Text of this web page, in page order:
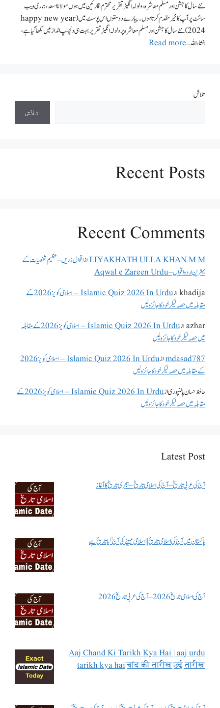
نئے سال کا جشن اور مسلم معاشرہ، ولولہ انگیز تقریر محترم قارئین میں ہوں مولانا اسعد، ہماری ویب
سائٹ پر آپ کا خیر مقدم کرتا ہوں۔ پیارے دوستوں اس پوسٹ میں(happy new year
2024) نئے سال کا جشن اور مسلم معاشرہ پر ولولہ انگیز تقریر بہت ہی دلچسپ انداز میں لکھا گیا ہے،
انشاء اللہ …Read more
تلاش
تلاش
Recent Posts
Recent Comments
LIYAKHATH ULLA KHAN M Mازاقوال زریں – عظیم شخصیات کے
بہترین اردو اقوال – Aqwal e Zareen Urdu
khadijaاز
Islamic Quiz 2026 In Urdu – اسلامی کویز 2026 کے
مقابلہ میں حصہ لیکر خود کا جائزہ لیں
azharاز
Islamic Quiz 2026 In Urdu – اسلامی کویز 2026 کے مقابلہ
میں حصہ لیکر خود کا جائزہ لیں
mdasad787از
Islamic Quiz 2026 In Urdu – اسلامی کویز 2026
کے مقابلہ میں حصہ لیکر خود کا جائزہ لیں
حافظ حسان پالنپوریاز
Islamic Quiz 2026 In Urdu – اسلامی کویز 2026 کے
مقابلہ میں حصہ لیکر خود کا جائزہ لیں
Latest Post
آج کی عربی تاریخ – آج کی اسلامی تاریخ – ہجری تاریخ کا آغاز
پاکستان میں آج کی اسلامی تاریخ || اسلامی مہینے کی آج کیا تاریخ ہے
آج کی اسلامی تاریخ 2026 – آج کی عربی تاریخ 2026
Aaj Chand Ki Tarikh Kya Hai | aaj urdu
tarikh kya hai|चांद की तारीख|उर्दू तारीख